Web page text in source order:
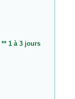
** 1 à 3 jours